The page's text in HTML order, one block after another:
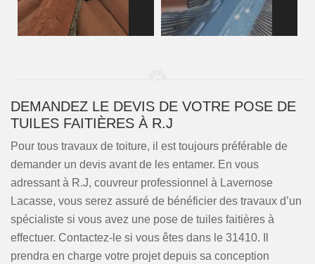
DEMANDEZ LE DEVIS DE VOTRE POSE DE
TUILES FAITIÈRES À R.J
Pour tous travaux de toiture, il est toujours préférable de
demander un devis avant de les entamer. En vous
adressant à R.J, couvreur professionnel à Lavernose
Lacasse, vous serez assuré de bénéficier des travaux d’un
spécialiste si vous avez une pose de tuiles faitières à
effectuer. Contactez-le si vous êtes dans le 31410. Il
prendra en charge votre projet depuis sa conception